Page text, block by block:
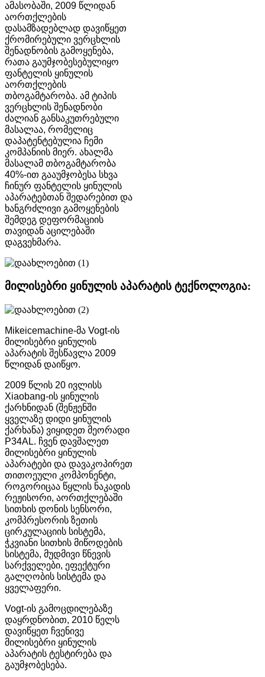
ამასობაში, 2009 წლიდან
აორთქლების
დასამზადებლად დავიწყეთ
ქრომირებული ვერცხლის
შენადნობის გამოყენება,
რათა გაუმჯობესებულიყო
ფანტელის ყინულის
აორთქლების
თბოგამტარობა. ამ ტიპის
ვერცხლის შენადნობი
ძალიან განსაკუთრებული
მასალაა, რომელიც
დაპატენტებულია ჩემი
კომპანიის მიერ. ახალმა
მასალამ თბოგამტარობა
40%-ით გააუმჯობესა სხვა
ჩინურ ფანტელის ყინულის
აპარატებთან შედარებით და
ხანგრძლივი გამოყენების
შემდეგ დეფორმაციის
თავიდან აცილებაში
დაგვეხმარა.
მილისებრი ყინულის აპარატის ტექნოლოგია:
Mikeicemachine-მა Vogt-ის
მილისებრი ყინულის
აპარატის შესწავლა 2009
წლიდან დაიწყო.
2009 წლის 20 ივლისს
Xiaobang-ის ყინულის
ქარხნიდან (შენჟენში
ყველაზე დიდი ყინულის
ქარხანა) ვიყიდეთ მეორადი
P34AL. ჩვენ დავშალეთ
მილისებრი ყინულის
აპარატები და დავაკოპირეთ
თითოეული კომპონენტი,
როგორიცაა წყლის ნაკადის
რეჟისორი, აორთქლებაში
სითხის დონის სენსორი,
კომპრესორის ზეთის
ცირკულაციის სისტემა,
ჭკვიანი სითხის მიწოდების
სისტემა, მუდმივი წნევის
სარქველები, ეფექტური
გალღობის სისტემა და
ყველაფერი.
Vogt-ის გამოცდილებაზე
დაყრდნობით, 2010 წელს
დავიწყეთ ჩვენივე
მილისებრი ყინულის
აპარატის ტესტირება და
გაუმჯობესება.